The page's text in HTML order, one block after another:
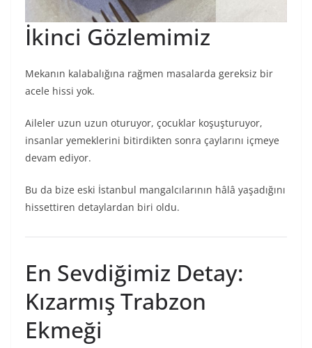
İkinci Gözlemimiz
Mekanın kalabalığına rağmen masalarda gereksiz bir
acele hissi yok.
Aileler uzun uzun oturuyor, çocuklar koşuşturuyor,
insanlar yemeklerini bitirdikten sonra çaylarını içmeye
devam ediyor.
Bu da bize eski İstanbul mangalcılarının hâlâ yaşadığını
hissettiren detaylardan biri oldu.
En Sevdiğimiz Detay:
Kızarmış Trabzon
Ekmeği